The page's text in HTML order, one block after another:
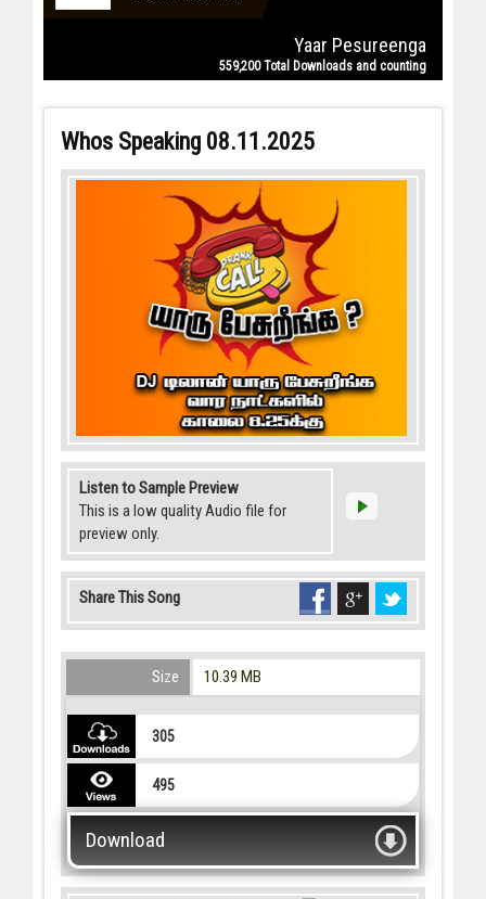
Yaar Pesureenga
559,200 Total Downloads and counting
Whos Speaking 08.11.2025
Listen to Sample Preview
This is a low quality Audio file for
preview only.
Share This Song
Size 10.39 MB
305
495
Download